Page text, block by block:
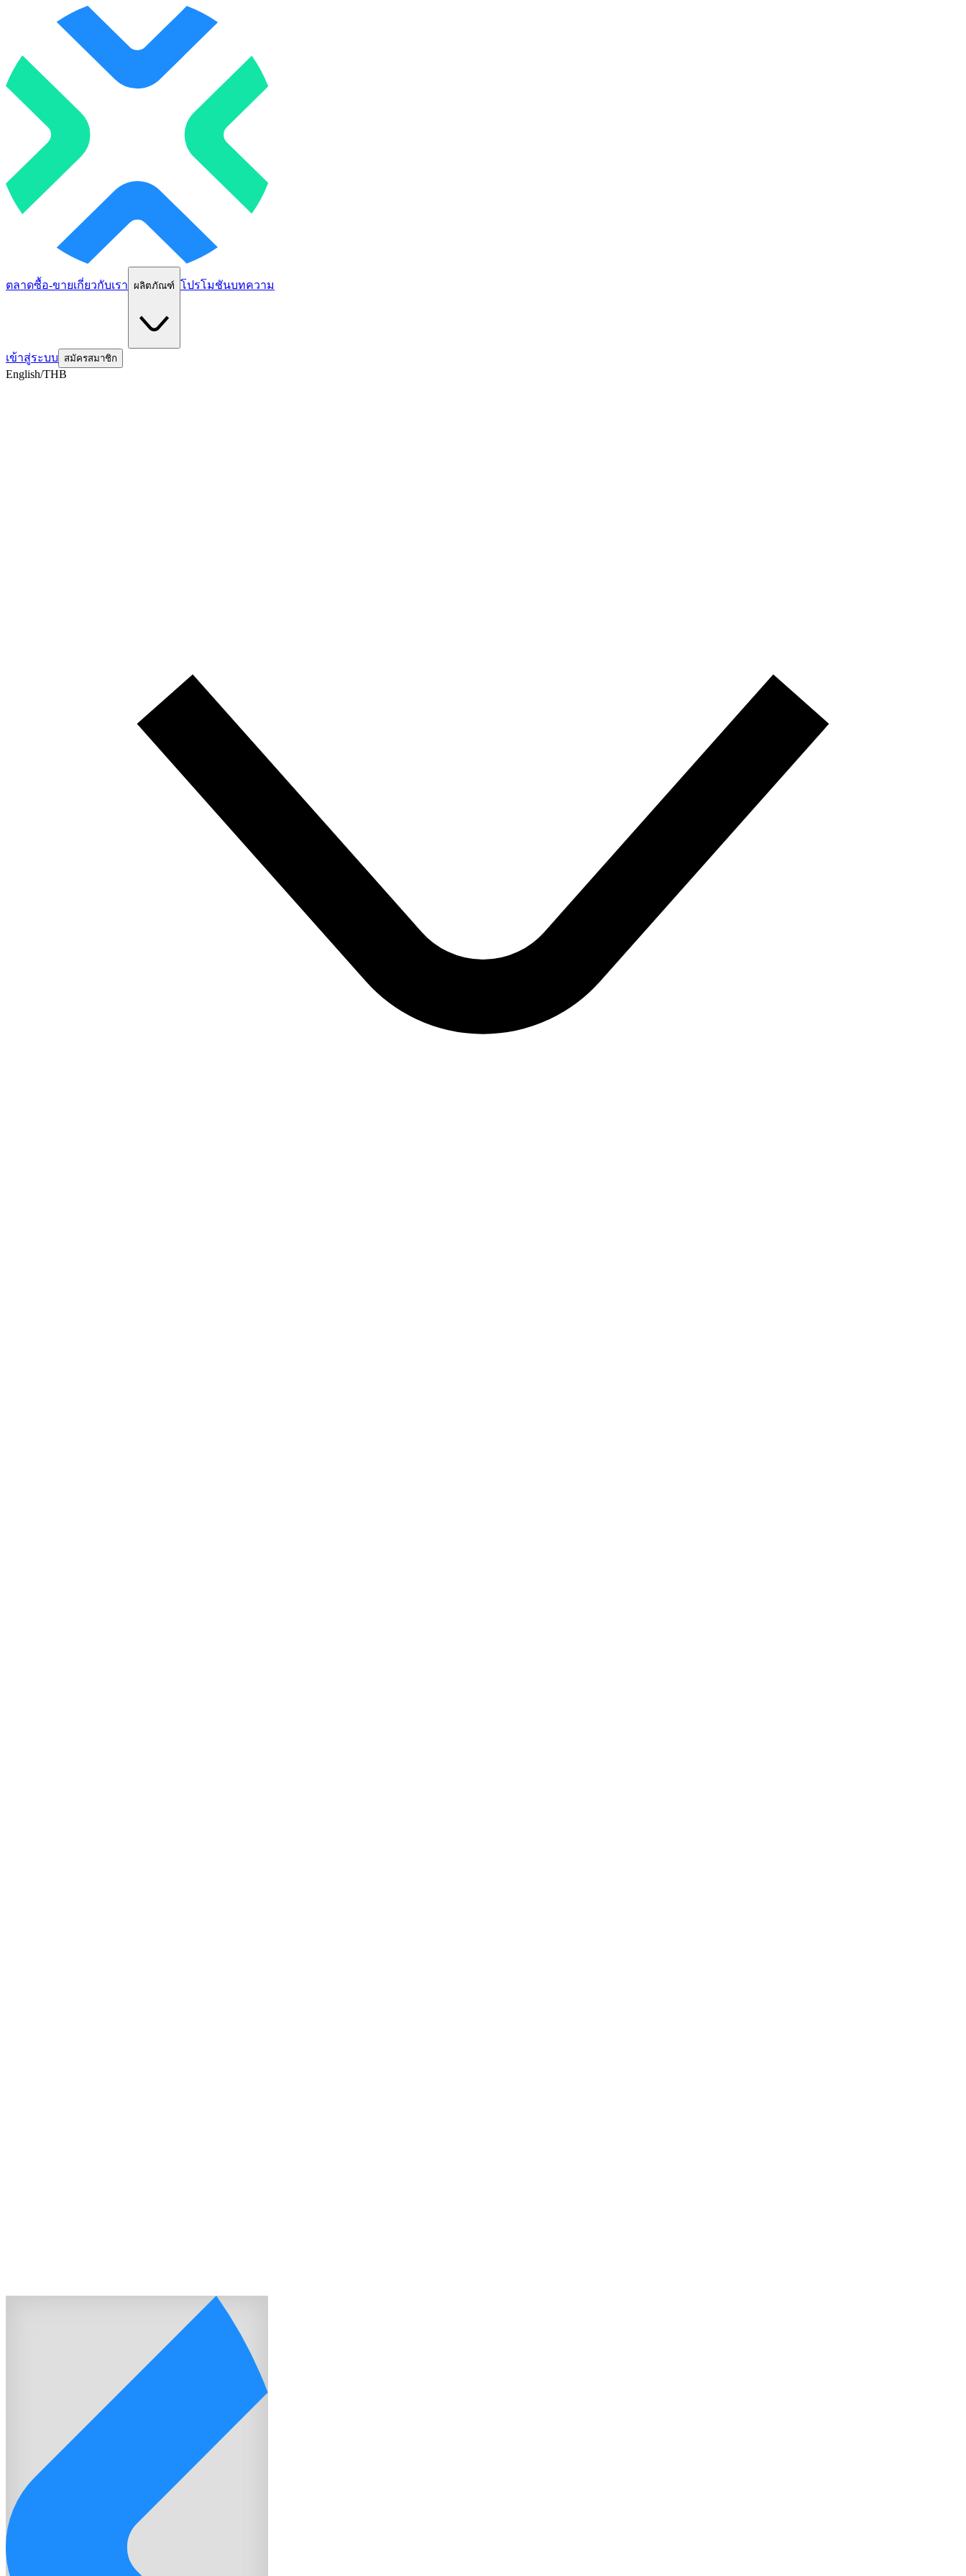
ตลาดซื้อ-ขายเกี่ยวกับเรา ผลิตภัณฑ์ โปรโมชันบทความ
เข้าสู่ระบบ สมัครสมาชิก
English/THB